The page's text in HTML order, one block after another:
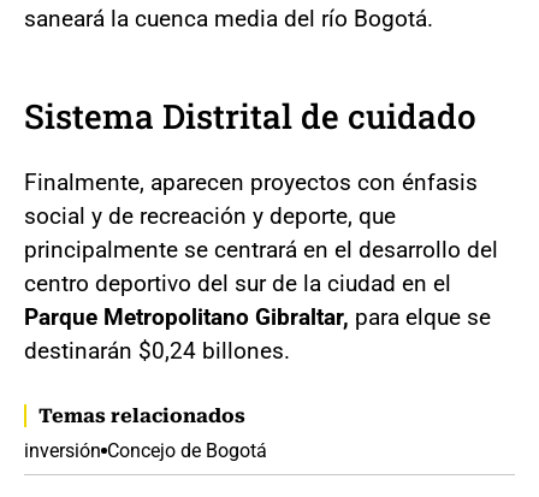
saneará la cuenca media del río Bogotá.
Sistema Distrital de cuidado
Finalmente, aparecen proyectos con énfasis
social y de recreación y deporte, que
principalmente se centrará en el desarrollo del
centro deportivo del sur de la ciudad en el
Parque Metropolitano Gibraltar, para elque se
destinarán $0,24 billones.
Temas relacionados
inversión Concejo de Bogotá